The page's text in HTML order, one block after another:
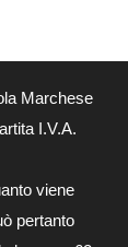
Marchese
I.V.A.
viene
pertanto